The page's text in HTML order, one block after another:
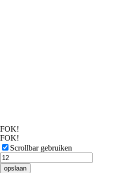
FOK!
FOK!
Scrollbar gebruiken
opslaan